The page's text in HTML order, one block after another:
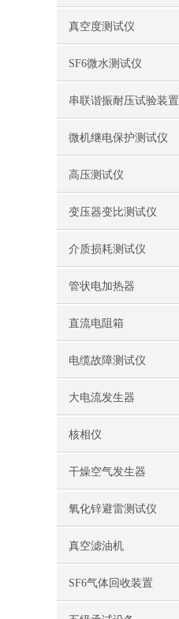
真空度测试仪
SF6微水测试仪
串联谐振耐压试验装置
微机继电保护测试仪
高压测试仪
变压器变比测试仪
介质损耗测试仪
管状电加热器
直流电阻箱
电缆故障测试仪
大电流发生器
核相仪
干燥空气发生器
氧化锌避雷测试仪
真空滤油机
SF6气体回收装置